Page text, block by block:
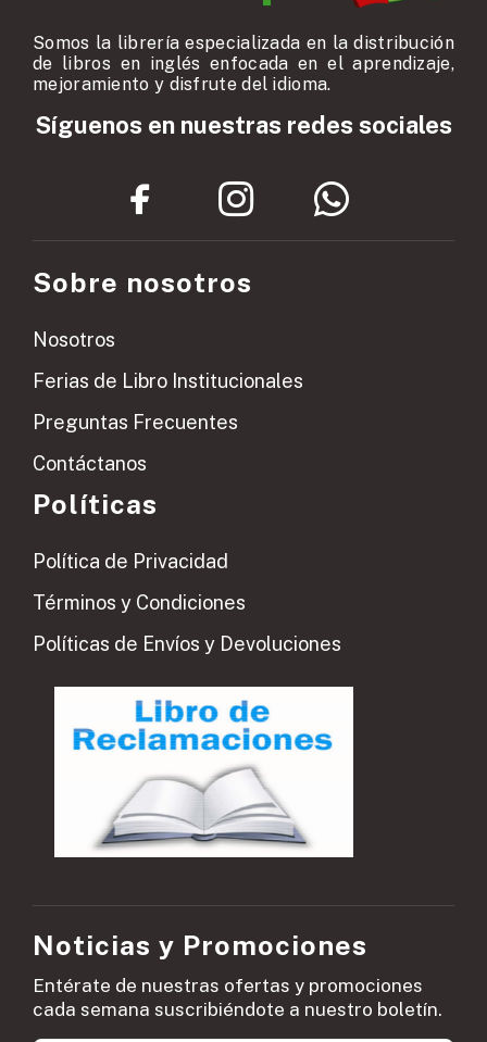
Somos la librería especializada en la distribución
de libros en inglés enfocada en el aprendizaje,
mejoramiento y disfrute del idioma.
Síguenos en nuestras redes sociales
Sobre nosotros
Nosotros
Ferias de Libro Institucionales
Preguntas Frecuentes
Contáctanos
Políticas
Política de Privacidad
Términos y Condiciones
Políticas de Envíos y Devoluciones
Noticias y Promociones
Entérate de nuestras ofertas y promociones
cada semana suscribiéndote a nuestro boletín.